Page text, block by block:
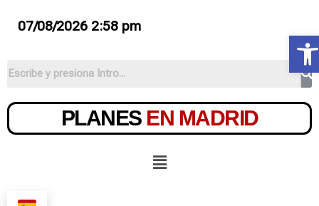
07/08/2026 2:58 pm
PLANES EN MADRID